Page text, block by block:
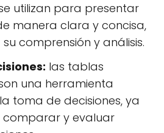
utilizan para presentar
manera clara y concisa,
comprensión y análisis.
las tablas
una herramienta
toma de decisiones, ya
comparar y evaluar